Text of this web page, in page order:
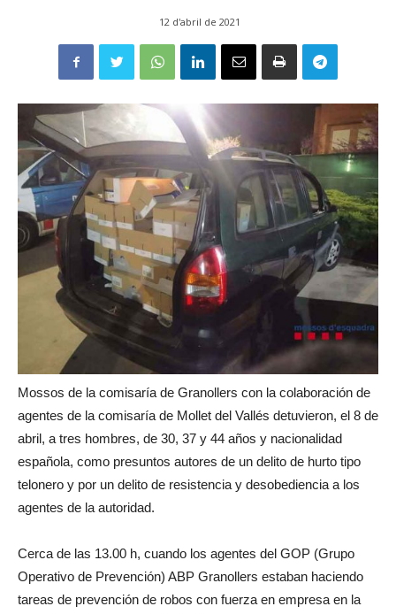
12 d'abril de 2021
Mossos de la comisaría de Granollers con la colaboración de
agentes de la comisaría de Mollet del Vallés detuvieron, el 8 de
abril, a tres hombres, de 30, 37 y 44 años y nacionalidad
española, como presuntos autores de un delito de hurto tipo
telonero y por un delito de resistencia y desobediencia a los
agentes de la autoridad.
Cerca de las 13.00 h, cuando los agentes del GOP (Grupo
Operativo de Prevención) ABP Granollers estaban haciendo
tareas de prevención de robos con fuerza en empresa en la